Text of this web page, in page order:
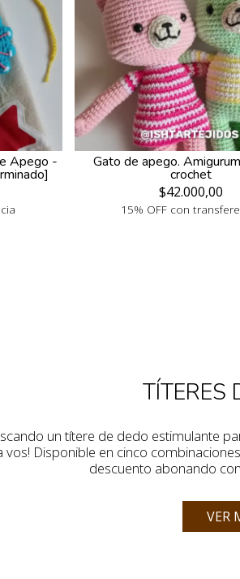
Apego - Gato de apego.
crochet
$42.000,00
15% OFF con
TÍTERES
un títere de dedo estimulante
Disponible en cinco
descuento abonando
VER